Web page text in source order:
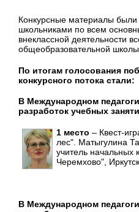
Конкурсные материалы
школьниками по всем
внеклассной деятельности
общеобразовательной школы.
По итогам голосования
конкурсного потока стали:
В Международном
разработок учебных
1 место – Квест-
лес". Матыгулина
учитель начальных
Черемхово",
В Международном